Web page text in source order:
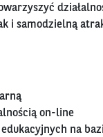
i samodzielną
on-line
na